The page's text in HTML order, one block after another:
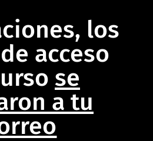
los
acceso
se
a tu